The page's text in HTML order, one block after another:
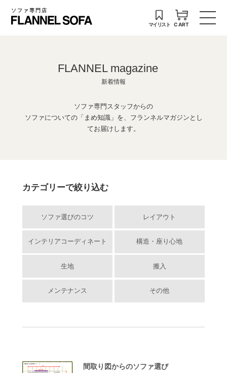
ソファ専門店
マイリスト CART
FLANNEL magazine
新着情報
ソファ専門スタッフからの
ソファについての「まめ知識」を、フランネルマガジンとし
てお届けします。
カテゴリーで絞り込む
ソファ選びのコツ レイアウト
インテリアコーディネート 構造・座り心地
生地 搬入
メンテナンス その他
間取り図からのソファ選び